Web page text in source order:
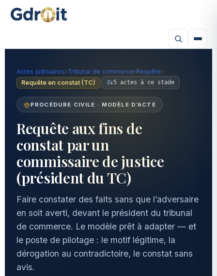
Actes judiciaires›Tribunal de commerce›Requête›
Requête en constat (TC)
5 actes à ce stade
PROCÉDURE CIVILE · MODÈLE D’ACTE
Requête aux fins de
constat par un
commissaire de justice
(président du TC)
Faire constater des faits sans que l’adversaire
en soit averti, devant le président du tribunal
de commerce. Le modèle prêt à adapter — et
le poste de pilotage : le motif légitime, la
dérogation au contradictoire, le constat sans
avis.